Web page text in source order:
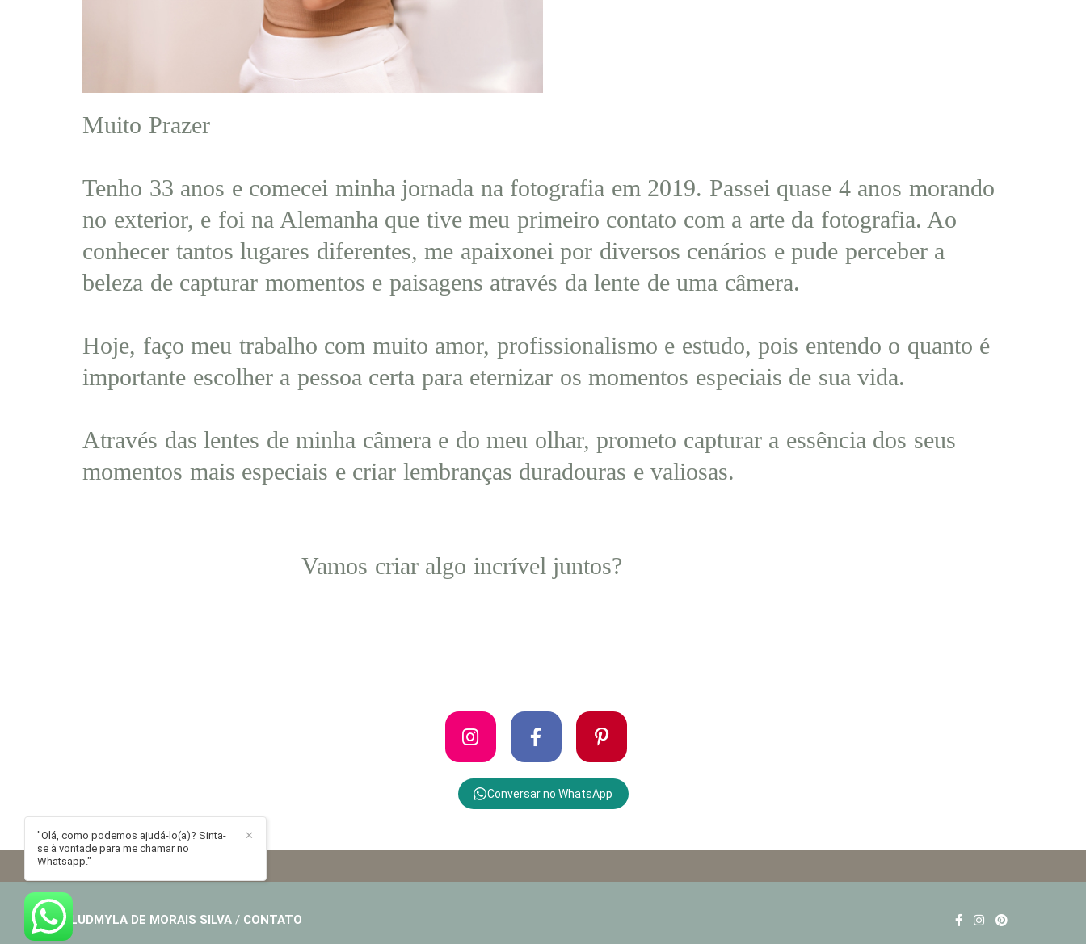
Muito Prazer
Tenho 33 anos e comecei minha jornada na fotografia em 2019. Passei quase 4 anos morando
no exterior, e foi na Alemanha que tive meu primeiro contato com a arte da fotografia. Ao
conhecer tantos lugares diferentes, me apaixonei por diversos cenários e pude perceber a
beleza de capturar momentos e paisagens através da lente de uma câmera.
Hoje, faço meu trabalho com muito amor, profissionalismo e estudo, pois entendo o quanto é
importante escolher a pessoa certa para eternizar os momentos especiais de sua vida.
Através das lentes de minha câmera e do meu olhar, prometo capturar a essência dos seus
momentos mais especiais e criar lembranças duradouras e valiosas.
Vamos criar algo incrível juntos?
Conversar no WhatsApp
LUDMYLA DE MORAIS SILVA / CONTATO
✕
"Olá, como podemos ajudá-lo(a)? Sinta-
se à vontade para me chamar no
Whatsapp."